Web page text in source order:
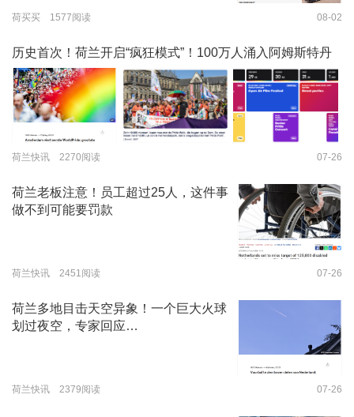
荷买买 1577阅读 08-02
历史首次！荷兰开启“疯狂模式”！100万人涌入阿姆斯特丹
荷兰快讯 2270阅读 07-26
荷兰老板注意！员工超过25人，这件事
做不到可能要罚款
荷兰快讯 2451阅读 07-26
荷兰多地目击天空异象！一个巨大火球
划过夜空，专家回应…
荷兰快讯 2379阅读 07-26